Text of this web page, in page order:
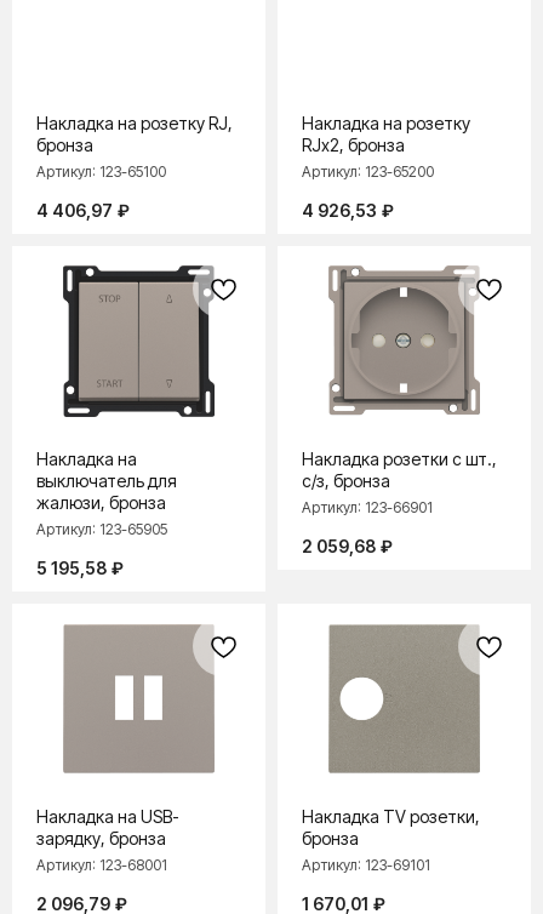
Накладка на розетку RJ,
бронза
Артикул: 123-65100
4 406,97 ₽
Накладка на розетку
RJx2, бронза
Артикул: 123-65200
4 926,53 ₽
Накладка на
выключатель для
жалюзи, бронза
Артикул: 123-65905
5 195,58 ₽
Накладка розетки с шт.,
с/з, бронза
Артикул: 123-66901
2 059,68 ₽
Накладка на USB-
зарядку, бронза
Артикул: 123-68001
2 096,79 ₽
Накладка TV розетки,
бронза
Артикул: 123-69101
1 670,01 ₽